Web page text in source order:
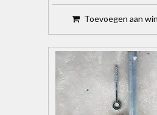
Toevoegen aan